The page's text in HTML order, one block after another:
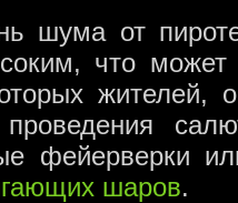
шума от
что может
жителей,
фейерверки
шаров.